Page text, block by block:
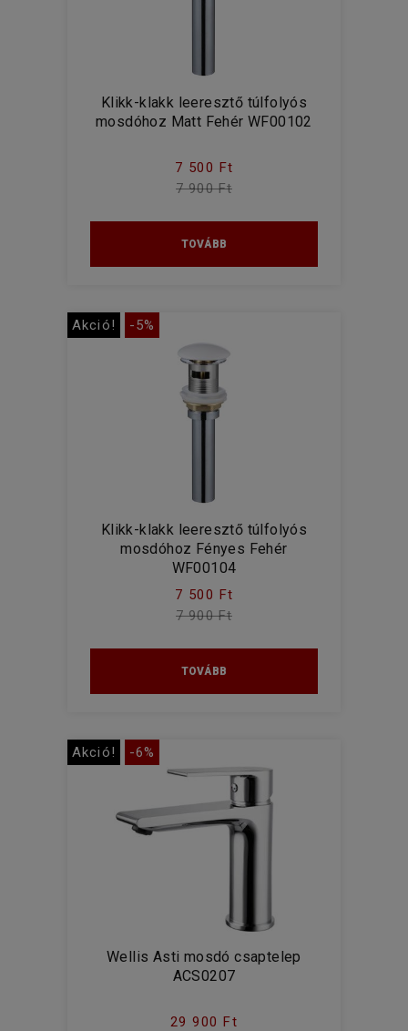
Klikk-klakk leeresztő túlfolyós
mosdóhoz Matt Fehér WF00102
7 500 Ft
7 900 Ft
TOVÁBB
Akció! -5%
Klikk-klakk leeresztő túlfolyós
mosdóhoz Fényes Fehér
WF00104
7 500 Ft
7 900 Ft
TOVÁBB
Akció! -6%
Wellis Asti mosdó csaptelep
ACS0207
29 900 Ft